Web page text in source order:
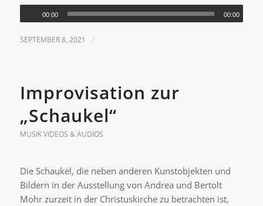
00:00 00:00
SEPTEMBER 8, 2021 /
Improvisation zur
„Schaukel“
MUSIK VIDEOS & AUDIOS
Die Schaukel, die neben anderen Kunstobjekten und
Bildern in der Ausstellung von Andrea und Bertolt
Mohr zurzeit in der Christuskirche zu betrachten ist,